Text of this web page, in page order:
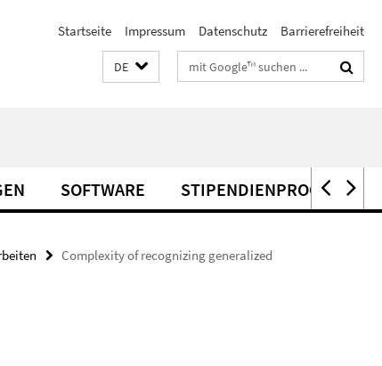
Startseite Impressum Datenschutz Barrierefreiheit
DE Suchbegriffe
SOFTWARE STIPENDIENPROGRAMME
Complexity of recognizing generalized